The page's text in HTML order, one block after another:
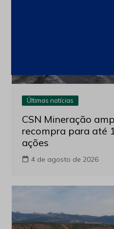
Últimas notícias
CSN Mineração
recompra para até
ações
4 de agosto de 2026